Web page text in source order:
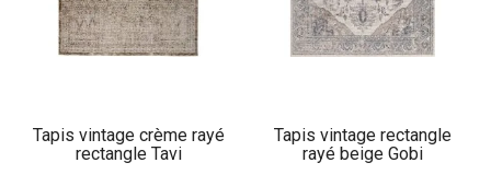
Tapis vintage crème rayé
rectangle Tavi
Tapis vintage rectangle
rayé beige Gobi